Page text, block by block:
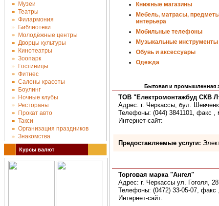
Музеи
Театры
Филармония
Библиотеки
Молодёжные центры
Дворцы культуры
Кинотеатры
Зоопарк
Гостиницы
Фитнес
Салоны красоты
Боулинг
Ночные клубы
Рестораны
Прокат авто
Такси
Организация праздников
Знакомства
Курсы валют
Книжные магазины
Мебель, матрасы,
интерьера
Мобильные телефоны
Музыкальные инструменты
Обувь и аксессуары
Одежда
Бытовая и промышленная
ТОВ "Електромонтажбуд СКВ
Адрес: г. Черкассы, бул.
Телефоны: (044) 3841101, факс ,
Интернет-сайт:
Предоставляемые услуги:
Торговая марка "Ангел"
Адрес: г. Черкассы ул. Гоголя,
Телефоны: (0472) 33-05-07, факс
Интернет-сайт: